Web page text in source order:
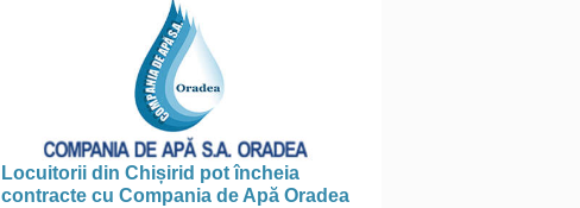
Locuitorii din Chișirid pot încheia
contracte cu Compania de Apă Oradea